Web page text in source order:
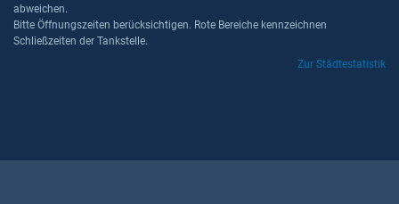
abweichen.
Bitte Öffnungszeiten berücksichtigen. Rote Bereiche kennzeichnen
Schließzeiten der Tankstelle.
Zur Städtestatistik